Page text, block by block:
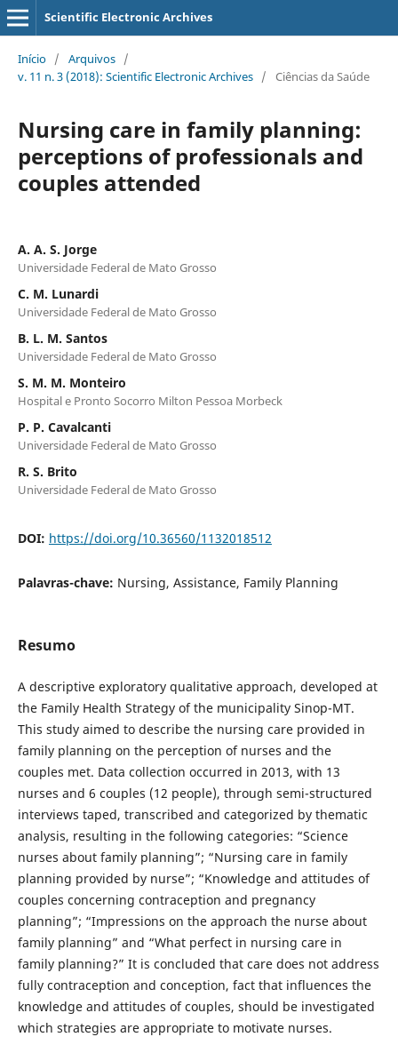
Scientific Electronic Archives
Início / Arquivos /
v. 11 n. 3 (2018): Scientific Electronic Archives / Ciências da Saúde
Nursing care in family planning:
perceptions of professionals and
couples attended
A. A. S. Jorge
Universidade Federal de Mato Grosso
C. M. Lunardi
Universidade Federal de Mato Grosso
B. L. M. Santos
Universidade Federal de Mato Grosso
S. M. M. Monteiro
Hospital e Pronto Socorro Milton Pessoa Morbeck
P. P. Cavalcanti
Universidade Federal de Mato Grosso
R. S. Brito
Universidade Federal de Mato Grosso
DOI: https://doi.org/10.36560/1132018512
Palavras-chave: Nursing, Assistance, Family Planning
Resumo
A descriptive exploratory qualitative approach, developed at
the Family Health Strategy of the municipality Sinop-MT.
This study aimed to describe the nursing care provided in
family planning on the perception of nurses and the
couples met. Data collection occurred in 2013, with 13
nurses and 6 couples (12 people), through semi-structured
interviews taped, transcribed and categorized by thematic
analysis, resulting in the following categories: “Science
nurses about family planning”; “Nursing care in family
planning provided by nurse”; “Knowledge and attitudes of
couples concerning contraception and pregnancy
planning”; “Impressions on the approach the nurse about
family planning” and “What perfect in nursing care in
family planning?” It is concluded that care does not address
fully contraception and conception, fact that influences the
knowledge and attitudes of couples, should be investigated
which strategies are appropriate to motivate nurses.